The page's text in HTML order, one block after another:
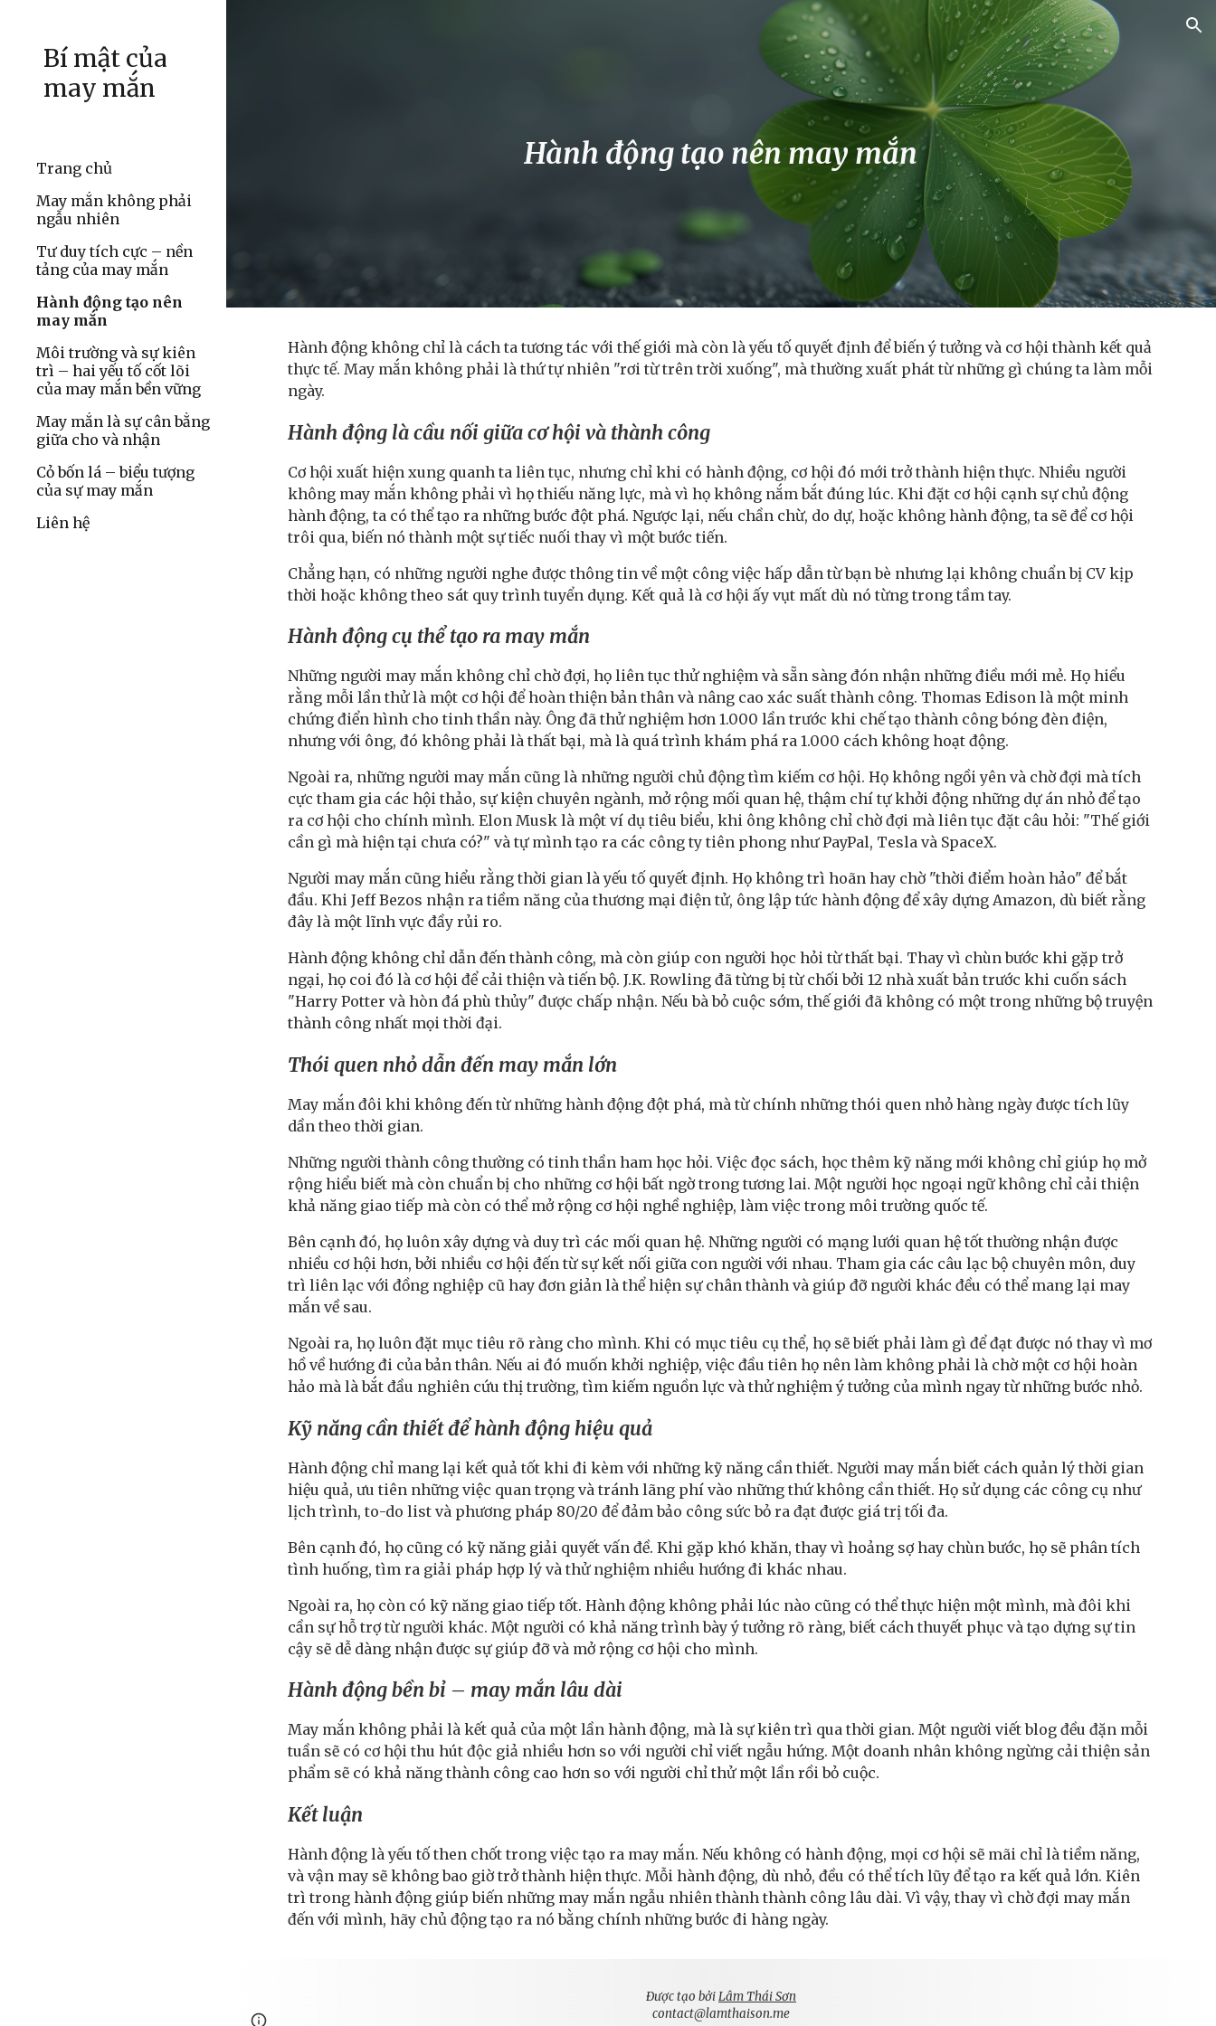
Skip to navigation
Bí mật của
may mắn
Trang chủ
May mắn không phải
ngẫu nhiên
Tư duy tích cực – nền
tảng của may mắn
Hành động tạo nên
may mắn
Môi trường và sự kiên
trì – hai yếu tố cốt lõi
của may mắn bền vững
May mắn là sự cân bằng
giữa cho và nhận
Cỏ bốn lá – biểu tượng
của sự may mắn
Liên hệ
Hành động tạo nên may mắn
Hành động không chỉ là cách ta tương tác với thế giới mà còn là yếu tố quyết định để biến ý tưởng và cơ hội thành kết quả
thực tế. May mắn không phải là thứ tự nhiên "rơi từ trên trời xuống", mà thường xuất phát từ những gì chúng ta làm mỗi
ngày.
Hành động là cầu nối giữa cơ hội và thành công
Cơ hội xuất hiện xung quanh ta liên tục, nhưng chỉ khi có hành động, cơ hội đó mới trở thành hiện thực. Nhiều người
không may mắn không phải vì họ thiếu năng lực, mà vì họ không nắm bắt đúng lúc. Khi đặt cơ hội cạnh sự chủ động
hành động, ta có thể tạo ra những bước đột phá. Ngược lại, nếu chần chừ, do dự, hoặc không hành động, ta sẽ để cơ hội
trôi qua, biến nó thành một sự tiếc nuối thay vì một bước tiến.
Chẳng hạn, có những người nghe được thông tin về một công việc hấp dẫn từ bạn bè nhưng lại không chuẩn bị CV kịp
thời hoặc không theo sát quy trình tuyển dụng. Kết quả là cơ hội ấy vụt mất dù nó từng trong tầm tay.
Hành động cụ thể tạo ra may mắn
Những người may mắn không chỉ chờ đợi, họ liên tục thử nghiệm và sẵn sàng đón nhận những điều mới mẻ. Họ hiểu
rằng mỗi lần thử là một cơ hội để hoàn thiện bản thân và nâng cao xác suất thành công. Thomas Edison là một minh
chứng điển hình cho tinh thần này. Ông đã thử nghiệm hơn 1.000 lần trước khi chế tạo thành công bóng đèn điện,
nhưng với ông, đó không phải là thất bại, mà là quá trình khám phá ra 1.000 cách không hoạt động.
Ngoài ra, những người may mắn cũng là những người chủ động tìm kiếm cơ hội. Họ không ngồi yên và chờ đợi mà tích
cực tham gia các hội thảo, sự kiện chuyên ngành, mở rộng mối quan hệ, thậm chí tự khởi động những dự án nhỏ để tạo
ra cơ hội cho chính mình. Elon Musk là một ví dụ tiêu biểu, khi ông không chỉ chờ đợi mà liên tục đặt câu hỏi: "Thế giới
cần gì mà hiện tại chưa có?" và tự mình tạo ra các công ty tiên phong như PayPal, Tesla và SpaceX.
Người may mắn cũng hiểu rằng thời gian là yếu tố quyết định. Họ không trì hoãn hay chờ "thời điểm hoàn hảo" để bắt
đầu. Khi Jeff Bezos nhận ra tiềm năng của thương mại điện tử, ông lập tức hành động để xây dựng Amazon, dù biết rằng
đây là một lĩnh vực đầy rủi ro.
Hành động không chỉ dẫn đến thành công, mà còn giúp con người học hỏi từ thất bại. Thay vì chùn bước khi gặp trở
ngại, họ coi đó là cơ hội để cải thiện và tiến bộ. J.K. Rowling đã từng bị từ chối bởi 12 nhà xuất bản trước khi cuốn sách
"Harry Potter và hòn đá phù thủy" được chấp nhận. Nếu bà bỏ cuộc sớm, thế giới đã không có một trong những bộ truyện
thành công nhất mọi thời đại.
Thói quen nhỏ dẫn đến may mắn lớn
May mắn đôi khi không đến từ những hành động đột phá, mà từ chính những thói quen nhỏ hàng ngày được tích lũy
dần theo thời gian.
Những người thành công thường có tinh thần ham học hỏi. Việc đọc sách, học thêm kỹ năng mới không chỉ giúp họ mở
rộng hiểu biết mà còn chuẩn bị cho những cơ hội bất ngờ trong tương lai. Một người học ngoại ngữ không chỉ cải thiện
khả năng giao tiếp mà còn có thể mở rộng cơ hội nghề nghiệp, làm việc trong môi trường quốc tế.
Bên cạnh đó, họ luôn xây dựng và duy trì các mối quan hệ. Những người có mạng lưới quan hệ tốt thường nhận được
nhiều cơ hội hơn, bởi nhiều cơ hội đến từ sự kết nối giữa con người với nhau. Tham gia các câu lạc bộ chuyên môn, duy
trì liên lạc với đồng nghiệp cũ hay đơn giản là thể hiện sự chân thành và giúp đỡ người khác đều có thể mang lại may
mắn về sau.
Ngoài ra, họ luôn đặt mục tiêu rõ ràng cho mình. Khi có mục tiêu cụ thể, họ sẽ biết phải làm gì để đạt được nó thay vì mơ
hồ về hướng đi của bản thân. Nếu ai đó muốn khởi nghiệp, việc đầu tiên họ nên làm không phải là chờ một cơ hội hoàn
hảo mà là bắt đầu nghiên cứu thị trường, tìm kiếm nguồn lực và thử nghiệm ý tưởng của mình ngay từ những bước nhỏ.
Kỹ năng cần thiết để hành động hiệu quả
Hành động chỉ mang lại kết quả tốt khi đi kèm với những kỹ năng cần thiết. Người may mắn biết cách quản lý thời gian
hiệu quả, ưu tiên những việc quan trọng và tránh lãng phí vào những thứ không cần thiết. Họ sử dụng các công cụ như
lịch trình, to-do list và phương pháp 80/20 để đảm bảo công sức bỏ ra đạt được giá trị tối đa.
Bên cạnh đó, họ cũng có kỹ năng giải quyết vấn đề. Khi gặp khó khăn, thay vì hoảng sợ hay chùn bước, họ sẽ phân tích
tình huống, tìm ra giải pháp hợp lý và thử nghiệm nhiều hướng đi khác nhau.
Ngoài ra, họ còn có kỹ năng giao tiếp tốt. Hành động không phải lúc nào cũng có thể thực hiện một mình, mà đôi khi
cần sự hỗ trợ từ người khác. Một người có khả năng trình bày ý tưởng rõ ràng, biết cách thuyết phục và tạo dựng sự tin
cậy sẽ dễ dàng nhận được sự giúp đỡ và mở rộng cơ hội cho mình.
Hành động bền bỉ – may mắn lâu dài
May mắn không phải là kết quả của một lần hành động, mà là sự kiên trì qua thời gian. Một người viết blog đều đặn mỗi
tuần sẽ có cơ hội thu hút độc giả nhiều hơn so với người chỉ viết ngẫu hứng. Một doanh nhân không ngừng cải thiện sản
phẩm sẽ có khả năng thành công cao hơn so với người chỉ thử một lần rồi bỏ cuộc.
Kết luận
Hành động là yếu tố then chốt trong việc tạo ra may mắn. Nếu không có hành động, mọi cơ hội sẽ mãi chỉ là tiềm năng,
và vận may sẽ không bao giờ trở thành hiện thực. Mỗi hành động, dù nhỏ, đều có thể tích lũy để tạo ra kết quả lớn. Kiên
trì trong hành động giúp biến những may mắn ngẫu nhiên thành thành công lâu dài. Vì vậy, thay vì chờ đợi may mắn
đến với mình, hãy chủ động tạo ra nó bằng chính những bước đi hàng ngày.
Được tạo bởiLâm Thái Sơn
contact@lamthaison.me